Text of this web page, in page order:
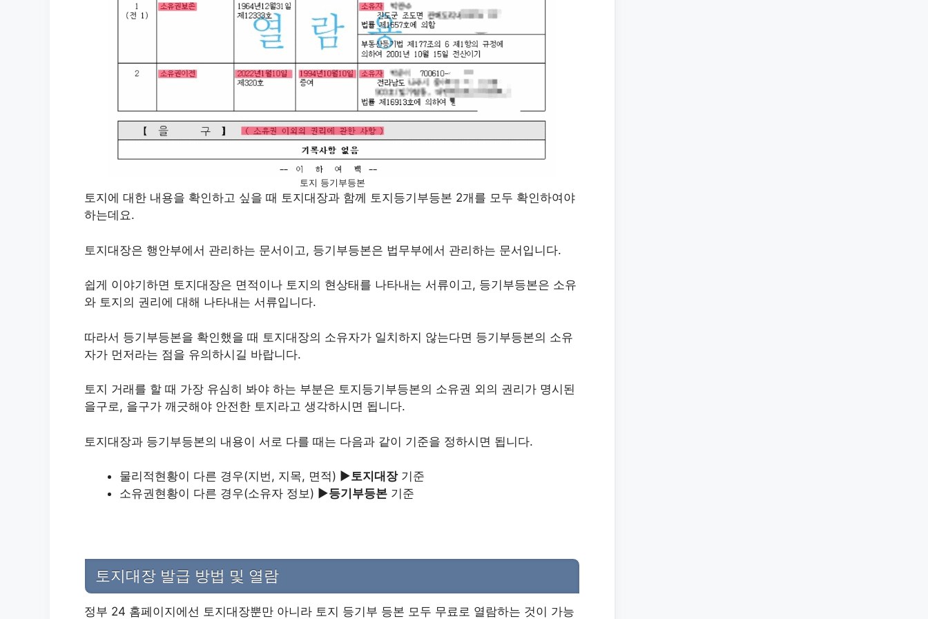
토지 등기부등본
토지에 대한 내용을 확인하고 싶을 때 토지대장과 함께 토지등기부등본 2개를 모두 확인하여야
하는데요.
토지대장은 행안부에서 관리하는 문서이고, 등기부등본은 법무부에서 관리하는 문서입니다.
쉽게 이야기하면 토지대장은 면적이나 토지의 현상태를 나타내는 서류이고, 등기부등본은 소유
와 토지의 권리에 대해 나타내는 서류입니다.
따라서 등기부등본을 확인했을 때 토지대장의 소유자가 일치하지 않는다면 등기부등본의 소유
자가 먼저라는 점을 유의하시길 바랍니다.
토지 거래를 할 때 가장 유심히 봐야 하는 부분은 토지등기부등본의 소유권 외의 권리가 명시된
을구로, 을구가 깨긋해야 안전한 토지라고 생각하시면 됩니다.
토지대장과 등기부등본의 내용이 서로 다를 때는 다음과 같이 기준을 정하시면 됩니다.
물리적현황이 다른 경우(지번, 지목, 면적) ▶토지대장기준
소유권현황이 다른 경우(소유자 정보) ▶등기부등본 기준
토지대장 발급 방법 및 열람
정부 24 홈페이지에선 토지대장뿐만 아니라 토지 등기부 등본 모두 무료로 열람하는 것이 가능